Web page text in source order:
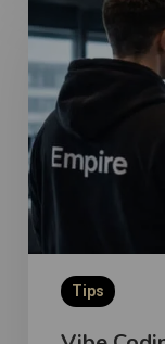
Tips
–
nästa
evolution
inom
digital
utveckling